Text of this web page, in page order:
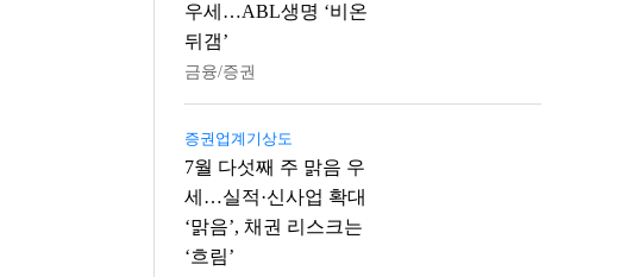
우세…ABL생명 ‘비온
뒤갬’
금융/증권
증권업계기상도
7월 다섯째 주 맑음 우
세…실적·신사업 확대
‘맑음’, 채권 리스크는
‘흐림’